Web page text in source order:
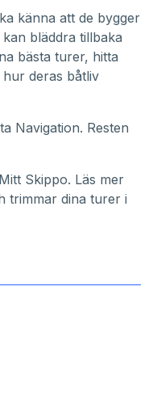
känna att de bygger
bläddra tillbaka
bästa turer, hitta
deras båtliv
Navigation. Resten
Mitt Skippo. Läs mer
trimmar dina turer i